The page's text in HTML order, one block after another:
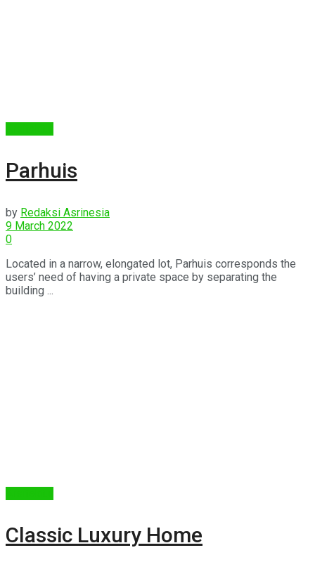
Parhuis
by Redaksi Asrinesia
9 March 2022
0
Located in a narrow, elongated lot, Parhuis corresponds the
users’ need of having a private space by separating the
building ...
Classic Luxury Home